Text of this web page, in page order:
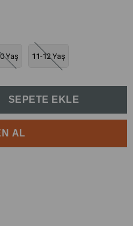
Yaş 11-12 Yaş